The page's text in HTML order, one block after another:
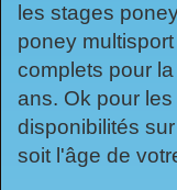
les stages
poney
complets pour
ans. Ok pour
disponibilités
soit l'âge de